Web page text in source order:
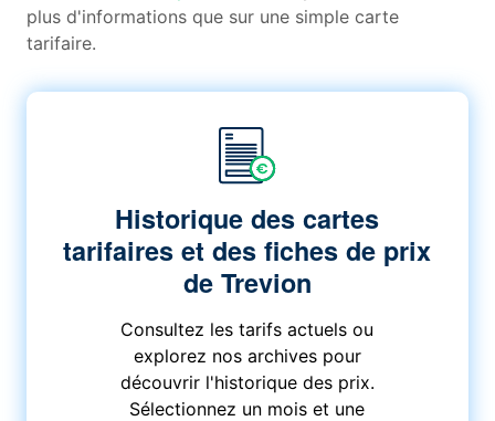
plus d'informations que sur une simple carte
tarifaire.
Historique des cartes
tarifaires et des fiches de prix
de Trevion
Consultez les tarifs actuels ou
explorez nos archives pour
découvrir l'historique des prix.
Sélectionnez un mois et une